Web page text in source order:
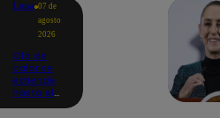
Lima 07 de
agosto
2026
Ola de
calor se
extiende
hasta el